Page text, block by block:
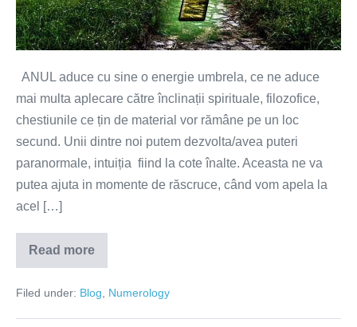
year,
the
energetic
umbrella
of
the
year,
will
teach
us
experiences
and
wisdom
ANUL aduce cu sine o energie umbrela, ce ne aduce
mai multa aplecare către înclinații spirituale, filozofice,
chestiunile ce țin de material vor rămâne pe un loc
secund. Unii dintre noi putem dezvolta/avea puteri
paranormale, intuiția fiind la cote înalte. Aceasta ne va
putea ajuta in momente de răscruce, când vom apela la
acel […]
Read more
The
year
and
personal
Filed under: Blog Numerology